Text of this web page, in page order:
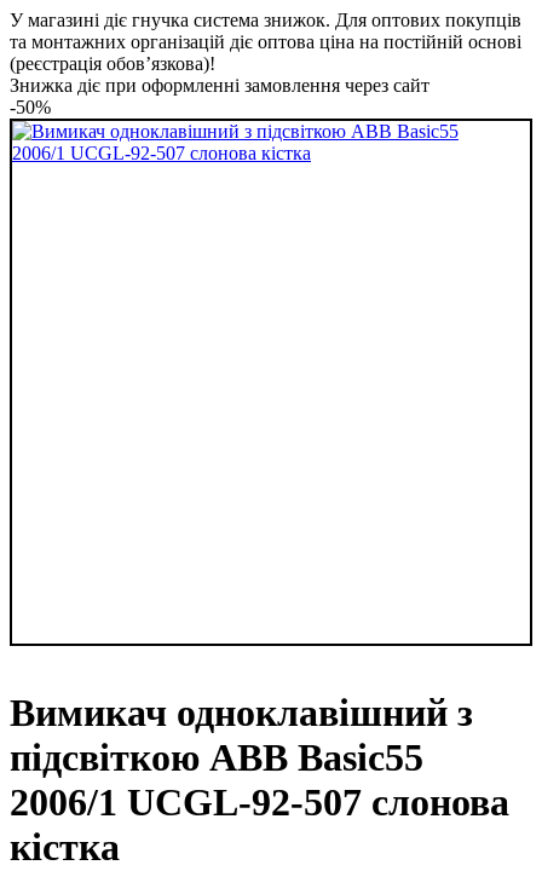
У магазині діє гнучка система знижок. Для оптових покупців
та монтажних організацій діє оптова ціна на постійній основі
(реєстрація обов’язкова)!
Знижка діє при оформленні замовлення через сайт
-50%
Вимикач одноклавішний з
підсвіткою ABB Basic55
2006/1 UCGL-92-507 слонова
кістка